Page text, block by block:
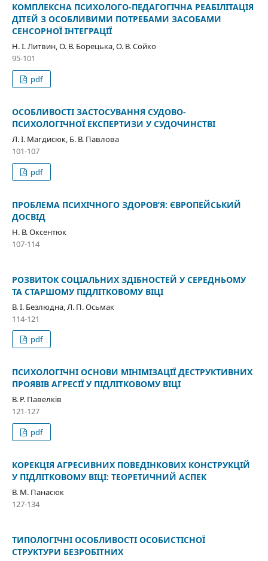
КОМПЛЕКСНА ПСИХОЛОГО-ПЕДАГОГІЧНА РЕАБІЛІТАЦІЯ
ДІТЕЙ З ОСОБЛИВИМИ ПОТРЕБАМИ ЗАСОБАМИ
СЕНСОРНОЇ ІНТЕГРАЦІЇ
Н. І. Литвин, О. В. Борецька, О. В. Сойко
95-101
pdf
ОСОБЛИВОСТІ ЗАСТОСУВАННЯ СУДОВО-
ПСИХОЛОГІЧНОЇ ЕКСПЕРТИЗИ У СУДОЧИНСТВІ
Л. І. Магдисюк, Б. В. Павлова
101-107
pdf
ПРОБЛЕМА ПСИХІЧНОГО ЗДОРОВ’Я: ЄВРОПЕЙСЬКИЙ
ДОСВІД
Н. В. Оксентюк
107-114
РОЗВИТОК СОЦІАЛЬНИХ ЗДІБНОСТЕЙ У СЕРЕДНЬОМУ
ТА СТАРШОМУ ПІДЛІТКОВОМУ ВІЦІ
В. І. Безлюдна, Л. П. Осьмак
114-121
pdf
ПСИХОЛОГІЧНІ ОСНОВИ МІНІМІЗАЦІЇ ДЕСТРУКТИВНИХ
ПРОЯВІВ АГРЕСІЇ У ПІДЛІТКОВОМУ ВІЦІ
В. Р. Павелків
121-127
pdf
КОРЕКЦІЯ АГРЕСИВНИХ ПОВЕДІНКОВИХ КОНСТРУКЦІЙ
У ПІДЛІТКОВОМУ ВІЦІ: ТЕОРЕТИЧНИЙ АСПЕК
В. М. Панасюк
127-134
ТИПОЛОГІЧНІ ОСОБЛИВОСТІ ОСОБИСТІСНОЇ
СТРУКТУРИ БЕЗРОБІТНИХ